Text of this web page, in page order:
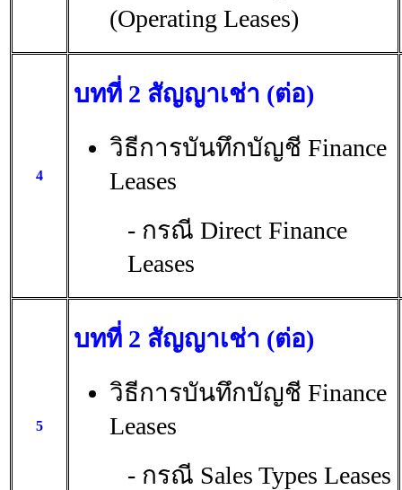
(Operating Leases)
4
บทที่ 2 สัญญาเช่า (ต่อ)
วิธีการบันทึกบัญชี Finance
Leases
- กรณี Direct Finance
Leases
5
บทที่ 2 สัญญาเช่า (ต่อ)
วิธีการบันทึกบัญชี Finance
Leases
- กรณี Sales Types Leases